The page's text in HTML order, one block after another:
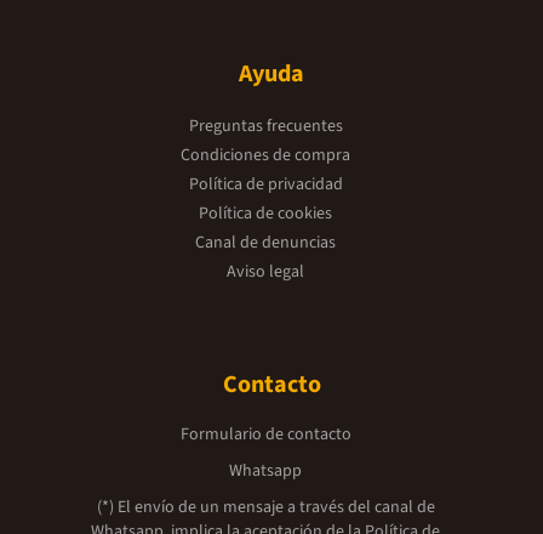
Ayuda
Preguntas frecuentes
Condiciones de compra
Política de privacidad
Política de cookies
Canal de denuncias
Aviso legal
Contacto
Formulario de contacto
Whatsapp
(*) El envío de un mensaje a través del canal de